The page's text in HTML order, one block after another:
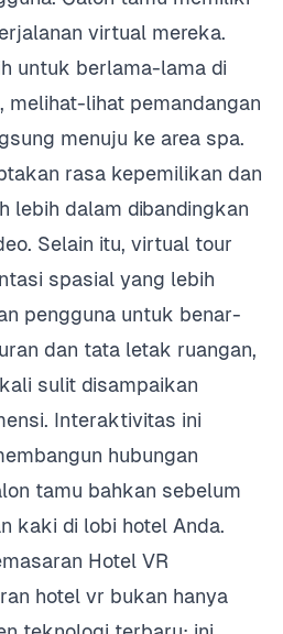
virtual mereka.
untuk berlama-lama di
melihat-lihat pemandangan
menuju ke area spa.
rasa kepemilikan dan
lebih dalam dibandingkan
Selain itu, virtual tour
spasial yang lebih
pengguna untuk benar-
dan tata letak ruangan,
sulit disampaikan
Interaktivitas ini
hubungan
tamu bahkan sebelum
kaki di lobi hotel Anda.
Hotel VR
hotel vr bukan hanya